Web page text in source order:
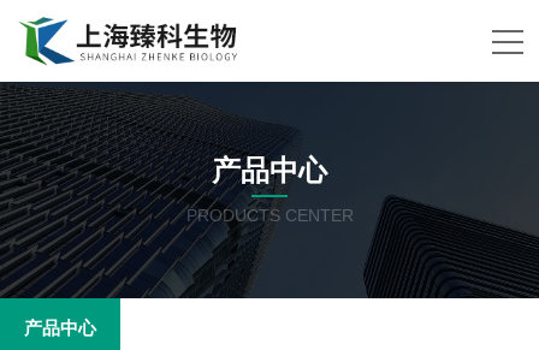
产品中心
PRODUCTS CENTER
产品中心